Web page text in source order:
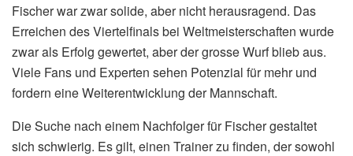
Fischer war zwar solide, aber nicht herausragend. Das
Erreichen des Viertelfinals bei Weltmeisterschaften wurde
zwar als Erfolg gewertet, aber der grosse Wurf blieb aus.
Viele Fans und Experten sehen Potenzial für mehr und
fordern eine Weiterentwicklung der Mannschaft.
Die Suche nach einem Nachfolger für Fischer gestaltet
sich schwierig. Es gilt, einen Trainer zu finden, der sowohl